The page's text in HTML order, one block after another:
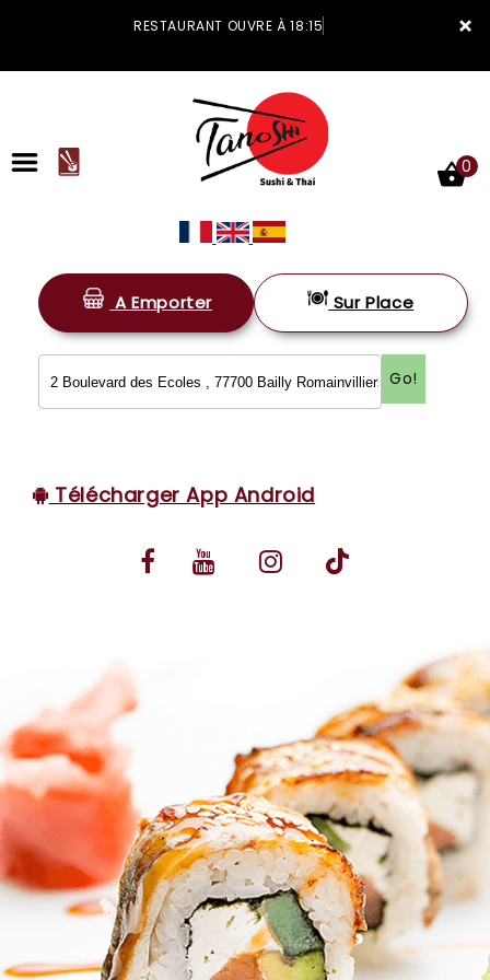
×
RESTAURANT OUVRE À 18:15
ACCUEIL
LA CARTE
VOS AVIS
MENTIONS LÉGALES
0
A Emporter Sur Place
Go!
Télécharger App Android